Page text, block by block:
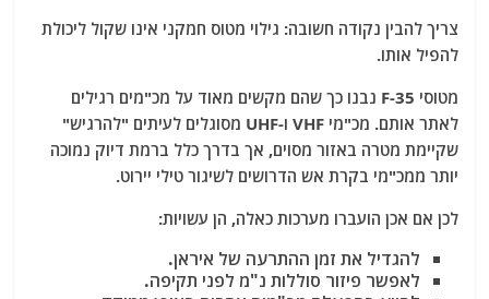
צריך להבין נקודה חשובה: גילוי מטוס חמקני אינו שקול ליכולת
להפיל אותו.
מטוסי F-35 נבנו כך שהם מקשים מאוד על מכ"מים רגילים
לאתר אותם. מכ"מי VHF ו-UHF מסוגלים לעיתים "להרגיש"
שקיימת מטרה באזור מסוים, אך בדרך כלל ברמת דיוק נמוכה
יותר ממכ"מי בקרת אש הדרושים לשיגור טילי יירוט.
לכן אם אכן הועברו מערכות כאלה, הן עשויות:
להגדיל את זמן ההתרעה של איראן.
לאפשר פיזור סוללות נ"מ לפני תקיפה.